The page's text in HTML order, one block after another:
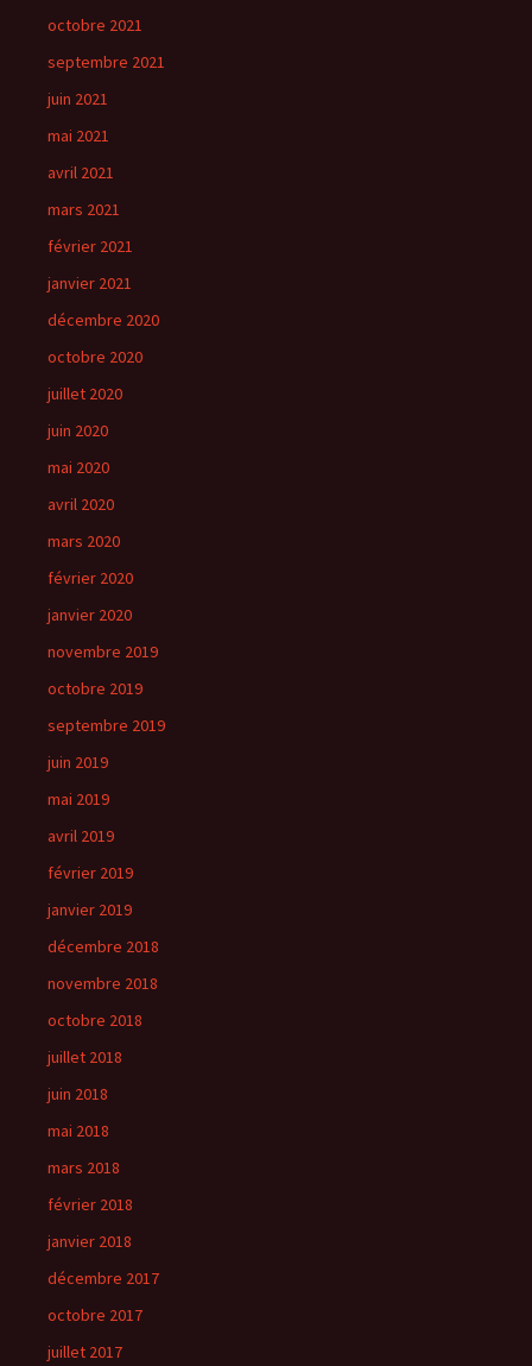
octobre 2021
septembre 2021
juin 2021
mai 2021
avril 2021
mars 2021
février 2021
janvier 2021
décembre 2020
octobre 2020
juillet 2020
juin 2020
mai 2020
avril 2020
mars 2020
février 2020
janvier 2020
novembre 2019
octobre 2019
septembre 2019
juin 2019
mai 2019
avril 2019
février 2019
janvier 2019
décembre 2018
novembre 2018
octobre 2018
juillet 2018
juin 2018
mai 2018
mars 2018
février 2018
janvier 2018
décembre 2017
octobre 2017
juillet 2017